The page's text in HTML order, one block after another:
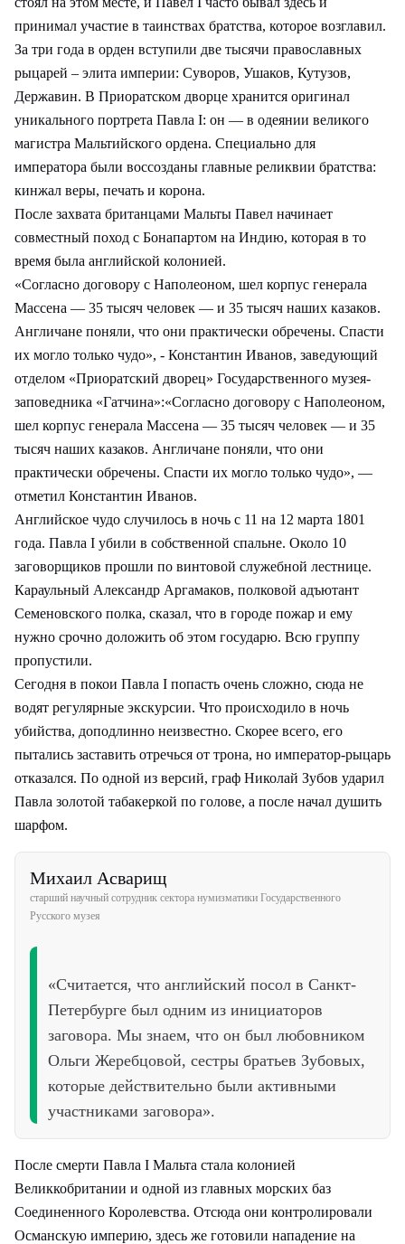
принимал участие в таинствах братства, которое возглавил.
За три года в орден вступили две тысячи православных
рыцарей – элита империи: Суворов, Ушаков, Кутузов,
Державин. В Приоратском дворце хранится оригинал
уникального портрета Павла I: он — в одеянии великого
магистра Мальтийского ордена. Специально для
императора были воссозданы главные реликвии братства:
кинжал веры, печать и корона.
После захвата британцами Мальты Павел начинает
совместный поход с Бонапартом на Индию, которая в то
время была английской колонией.
«Согласно договору с Наполеоном, шел корпус генерала
Массена — 35 тысяч человек — и 35 тысяч наших казаков.
Англичане поняли, что они практически обречены. Спасти
их могло только чудо», - Константин Иванов, заведующий
отделом «Приоратский дворец» Государственного музея-
заповедника «Гатчина»:«Согласно договору с Наполеоном,
шел корпус генерала Массена — 35 тысяч человек — и 35
тысяч наших казаков. Англичане поняли, что они
практически обречены. Спасти их могло только чудо», —
отметил Константин Иванов.
Английское чудо случилось в ночь с 11 на 12 марта 1801
года. Павла I убили в собственной спальне. Около 10
заговорщиков прошли по винтовой служебной лестнице.
Караульный Александр Аргамаков, полковой адъютант
Семеновского полка, сказал, что в городе пожар и ему
нужно срочно доложить об этом государю. Всю группу
пропустили.
Сегодня в покои Павла I попасть очень сложно, сюда не
водят регулярные экскурсии. Что происходило в ночь
убийства, доподлинно неизвестно. Скорее всего, его
пытались заставить отречься от трона, но император-рыцарь
отказался. По одной из версий, граф Николай Зубов ударил
Павла золотой табакеркой по голове, а после начал душить
шарфом.
Михаил Асварищ
старший научный сотрудник сектора нумизматики Государственного
Русского музея
«Считается, что английский посол в Санкт-
Петербурге был одним из инициаторов
заговора. Мы знаем, что он был любовником
Ольги Жеребцовой, сестры братьев Зубовых,
которые действительно были активными
участниками заговора».
После смерти Павла I Мальта стала колонией
Великкобритании и одной из главных морских баз
Соединенного Королевства. Отсюда они контролировали
Османскую империю, здесь же готовили нападение на